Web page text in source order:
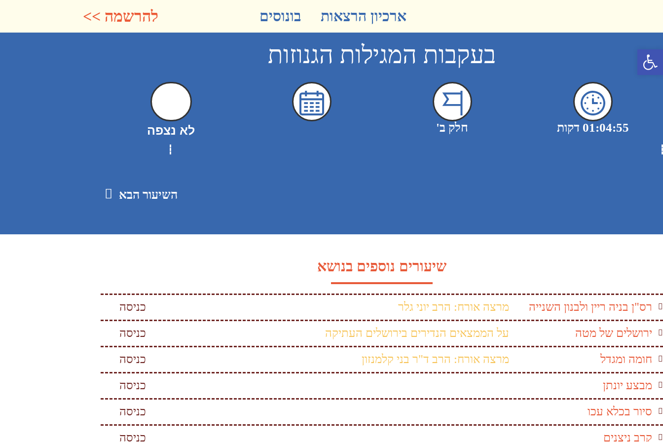
פתח סרגל נגישות
ארכיון הרצאות בונוסים להרשמה >>
בעקבות המגילות הגנוזות
01:04:55 דקות חלק ב' לא נצפה
השיעור הבא
שיעורים נוספים בנושא
רס"ן בניה ריין ולבנון השנייה מרצה אורח: הרב יוני גלר כניסה
ירושלים של מטה על הממצאים הנדירים בירושלים העתיקה כניסה
חומה ומגדל מרצה אורח: הרב ד"ר בני קלמנזון כניסה
מבצע יונתן כניסה
סיור בכלא עכו כניסה
קרב ניצנים כניסה